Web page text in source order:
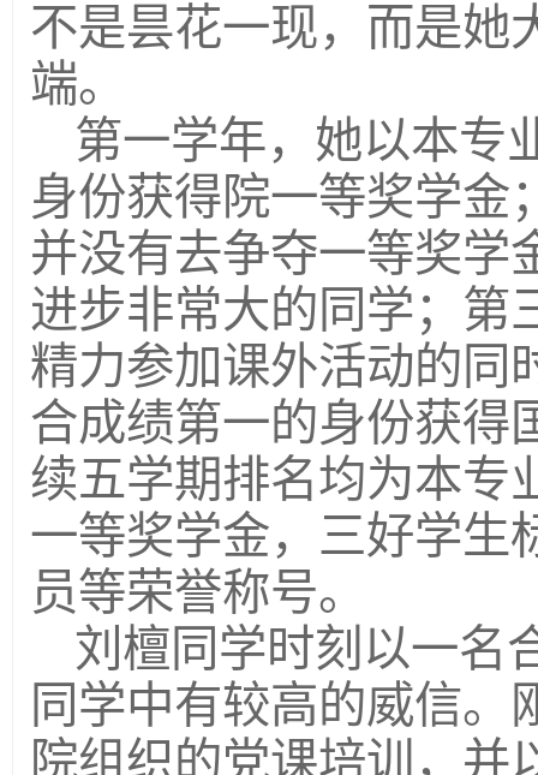
不是昙花一现，而是她
端。
第一学年，她以本专
身份获得院一等奖学金
并没有去争夺一等奖学
进步非常大的同学；第
精力参加课外活动的同
合成绩第一的身份获得
续五学期排名均为本专
一等奖学金，三好学生
员等荣誉称号。
刘檀同学时刻以一名
同学中有较高的威信
院组织的党课培训，并